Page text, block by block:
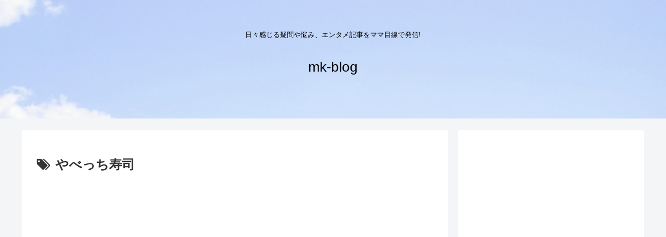
日々感じる疑問や悩み、エンタメ記事をママ目線で発信!
mk-blog
やべっち寿司